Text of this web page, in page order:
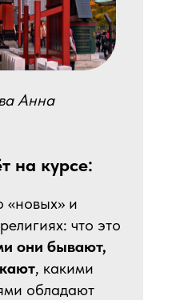
«новых» и
что это
они бывают,
, какими
обладают
на курсе:
Анна